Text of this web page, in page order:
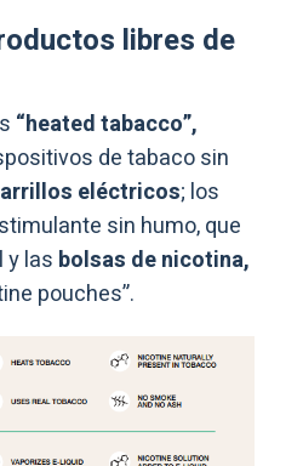
libres de
“heated tabacco”,
de tabaco sin
eléctricos; los
sin humo, que
y las bolsas de nicotina,
pouches”.